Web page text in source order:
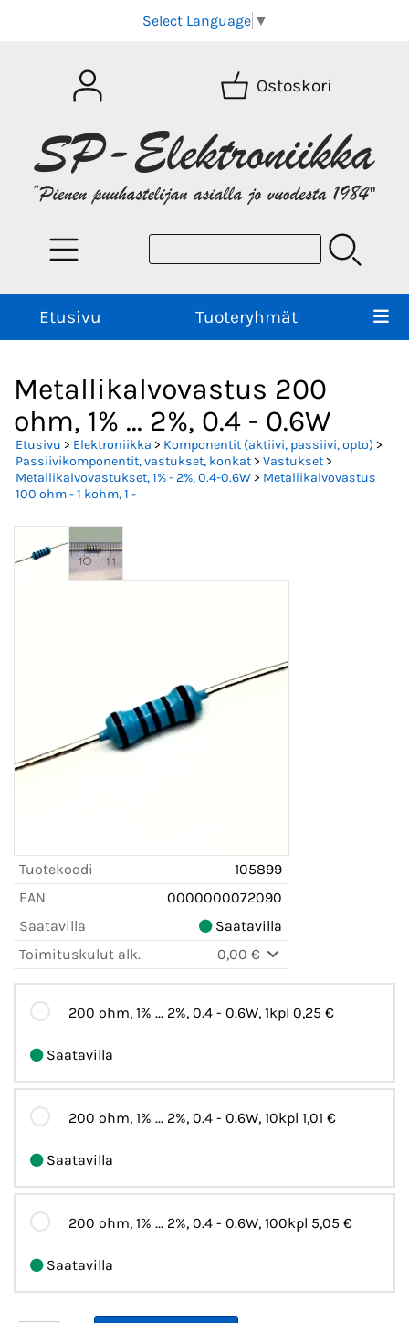
Select Language ▼
Ostoskori
Etusivu Tuoteryhmät
Metallikalvovastus 200
ohm, 1% ... 2%, 0.4 - 0.6W
Etusivu > Elektroniikka > Komponentit (aktiivi, passiivi, opto) >
Passiivikomponentit, vastukset, konkat> Vastukset>
Metallikalvovastukset, 1% - 2%, 0.4-0.6W> Metallikalvovastus
100 ohm - 1 kohm, 1 -
Tuotekoodi
105899
EAN
0000000072090
Saatavilla
Saatavilla
Toimituskulut alk.
0,00 €
200 ohm, 1% ... 2%, 0.4 - 0.6W, 1kpl 0,25 €
Saatavilla
200 ohm, 1% ... 2%, 0.4 - 0.6W, 10kpl 1,01 €
Saatavilla
200 ohm, 1% ... 2%, 0.4 - 0.6W, 100kpl 5,05 €
Saatavilla